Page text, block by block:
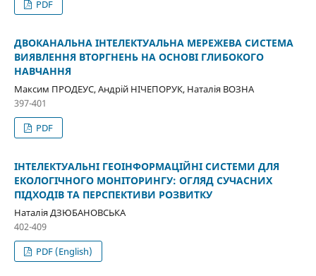
PDF
ДВОКАНАЛЬНА ІНТЕЛЕКТУАЛЬНА МЕРЕЖЕВА СИСТЕМА
ВИЯВЛЕННЯ ВТОРГНЕНЬ НА ОСНОВІ ГЛИБОКОГО
НАВЧАННЯ
Максим ПРОДЕУС, Андрій НІЧЕПОРУК, Наталія ВОЗНА
397-401
PDF
ІНТЕЛЕКТУАЛЬНІ ГЕОІНФОРМАЦІЙНІ СИСТЕМИ ДЛЯ
ЕКОЛОГІЧНОГО МОНІТОРИНГУ: ОГЛЯД СУЧАСНИХ
ПІДХОДІВ ТА ПЕРСПЕКТИВИ РОЗВИТКУ
Наталія ДЗЮБАНОВСЬКА
402-409
PDF (English)